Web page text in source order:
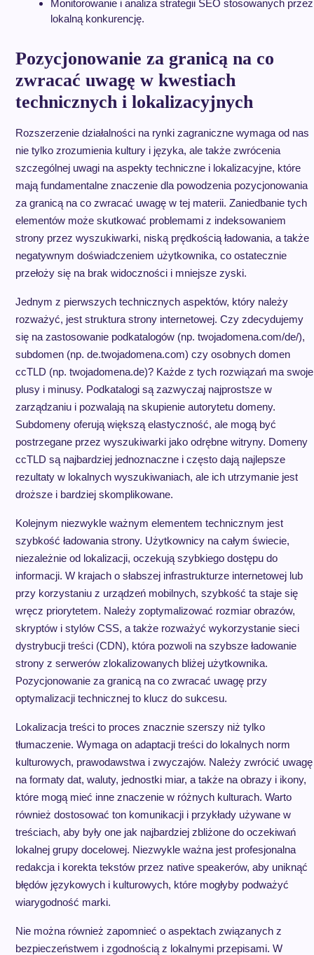
Monitorowanie i analiza strategii SEO stosowanych przez
lokalną konkurencję.
Pozycjonowanie za granicą na co
zwracać uwagę w kwestiach
technicznych i lokalizacyjnych
Rozszerzenie działalności na rynki zagraniczne wymaga od nas
nie tylko zrozumienia kultury i języka, ale także zwrócenia
szczególnej uwagi na aspekty techniczne i lokalizacyjne, które
mają fundamentalne znaczenie dla powodzenia pozycjonowania
za granicą na co zwracać uwagę w tej materii. Zaniedbanie tych
elementów może skutkować problemami z indeksowaniem
strony przez wyszukiwarki, niską prędkością ładowania, a także
negatywnym doświadczeniem użytkownika, co ostatecznie
przełoży się na brak widoczności i mniejsze zyski.
Jednym z pierwszych technicznych aspektów, który należy
rozważyć, jest struktura strony internetowej. Czy zdecydujemy
się na zastosowanie podkatalogów (np. twojadomena.com/de/),
subdomen (np. de.twojadomena.com) czy osobnych domen
ccTLD (np. twojadomena.de)? Każde z tych rozwiązań ma swoje
plusy i minusy. Podkatalogi są zazwyczaj najprostsze w
zarządzaniu i pozwalają na skupienie autorytetu domeny.
Subdomeny oferują większą elastyczność, ale mogą być
postrzegane przez wyszukiwarki jako odrębne witryny. Domeny
ccTLD są najbardziej jednoznaczne i często dają najlepsze
rezultaty w lokalnych wyszukiwaniach, ale ich utrzymanie jest
droższe i bardziej skomplikowane.
Kolejnym niezwykle ważnym elementem technicznym jest
szybkość ładowania strony. Użytkownicy na całym świecie,
niezależnie od lokalizacji, oczekują szybkiego dostępu do
informacji. W krajach o słabszej infrastrukturze internetowej lub
przy korzystaniu z urządzeń mobilnych, szybkość ta staje się
wręcz priorytetem. Należy zoptymalizować rozmiar obrazów,
skryptów i stylów CSS, a także rozważyć wykorzystanie sieci
dystrybucji treści (CDN), która pozwoli na szybsze ładowanie
strony z serwerów zlokalizowanych bliżej użytkownika.
Pozycjonowanie za granicą na co zwracać uwagę przy
optymalizacji technicznej to klucz do sukcesu.
Lokalizacja treści to proces znacznie szerszy niż tylko
tłumaczenie. Wymaga on adaptacji treści do lokalnych norm
kulturowych, prawodawstwa i zwyczajów. Należy zwrócić uwagę
na formaty dat, waluty, jednostki miar, a także na obrazy i ikony,
które mogą mieć inne znaczenie w różnych kulturach. Warto
również dostosować ton komunikacji i przykłady używane w
treściach, aby były one jak najbardziej zbliżone do oczekiwań
lokalnej grupy docelowej. Niezwykle ważna jest profesjonalna
redakcja i korekta tekstów przez native speakerów, aby uniknąć
błędów językowych i kulturowych, które mogłyby podważyć
wiarygodność marki.
Nie można również zapomnieć o aspektach związanych z
bezpieczeństwem i zgodnością z lokalnymi przepisami. W